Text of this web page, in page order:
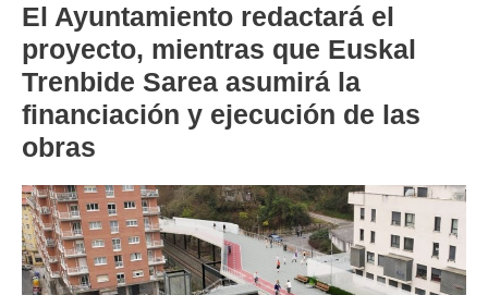
El Ayuntamiento redactará el
proyecto, mientras que Euskal
Trenbide Sarea asumirá la
financiación y ejecución de las
obras